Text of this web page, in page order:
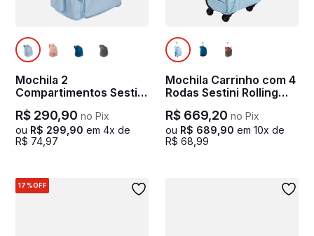
Mochila 2
Compartimentos Sestini
College Hydroblock Sky
- Azul
R$ 290,90 no Pix
ou R$ 299 90 em 4x de
R$ 74 97
Mochila Carrinho com 4
Rodas Sestini Rolling
Hydroblock Sky - Azul
R$ 669,20 no Pix
ou R$ 689 90 em 10x de
R$ 68 99
17%OFF